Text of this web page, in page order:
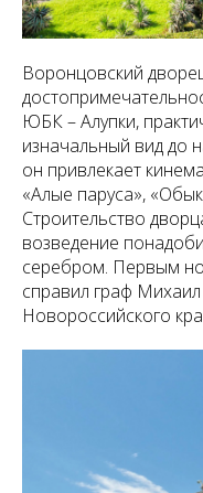
Воронцовский
ЮБК – Алупки,
изначальный вид до
он привлекает
«Алые паруса»,
Строительство
возведение
серебром. Первым
справил граф
Новороссийского